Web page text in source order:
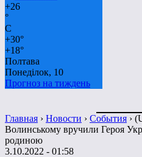
+26
°
C
+30°
+18°
Полтава
Понеділок, 10
Прогноз на тиждень
Главная › Новости › События ›
Волинському вручили Героя
родиною
3.10.2022 - 01:58